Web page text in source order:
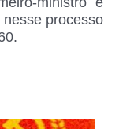
processo